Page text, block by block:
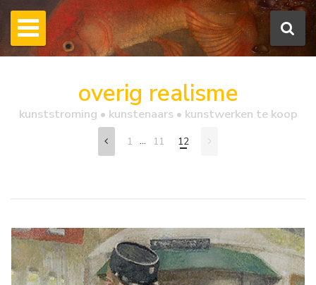
overig realisme
kunststroming • kunstenaars • kunstwerken te koop
1 ... 11 12